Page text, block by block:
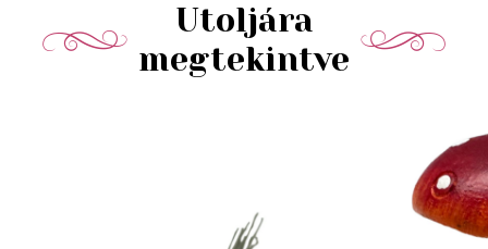
Utoljára
megtekintve